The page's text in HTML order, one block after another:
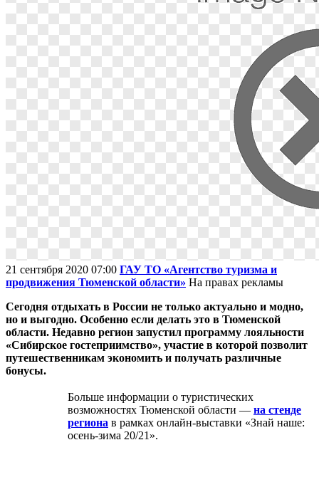
21 сентября 2020 07:00 ГАУ ТО «Агентство туризма и
продвижения Тюменской области» На правах рекламы
Сегодня отдыхать в России не только актуально и модно,
но и выгодно. Особенно если делать это в Тюменской
области. Недавно регион запустил программу лояльности
«Сибирское гостеприимство», участие в которой позволит
путешественникам экономить и получать различные
бонусы.
Больше информации о туристических
возможностях Тюменской области — на стенде
региона в рамках онлайн-выставки «Знай наше:
осень-зима 20/21».